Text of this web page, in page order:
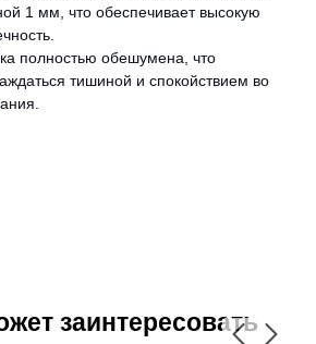
1 мм, что обеспечивает высокую
полностью обешумена, что
тишиной и спокойствием во
заинтересовать